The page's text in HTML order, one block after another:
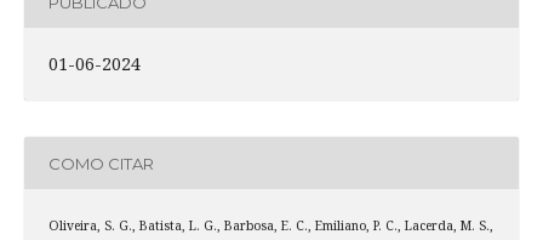
01-06-2024
COMO CITAR
Oliveira, S. G., Batista, L. G., Barbosa, E. C., Emiliano, P. C., Lacerda, M. S.,